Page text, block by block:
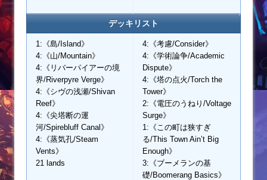
デッキリスト
1:《島/Island》
4:《山/Mountain》
4:《リバーパイアーの境
界/Riverpyre Verge》
4:《シヴの浅瀬/Shivan
Reef》
4:《尖塔断の運
河/Spirebluff Canal》
4:《蒸気孔/Steam
Vents》
21 lands
4:《考慮/Consider》
4:《学術論争/Academic
Dispute》
4:《塔の点火/Torch the
Tower》
2:《電圧のうねり/Voltage
Surge》
1:《この町は狭すぎ
る/This Town Ain’t Big
Enough》
3:《ブーメランの基
礎/Boomerang Basics》